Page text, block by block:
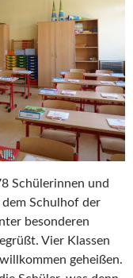
Schülerinnen und
Schulhof der
besonderen
Vier Klassen
geheißen.